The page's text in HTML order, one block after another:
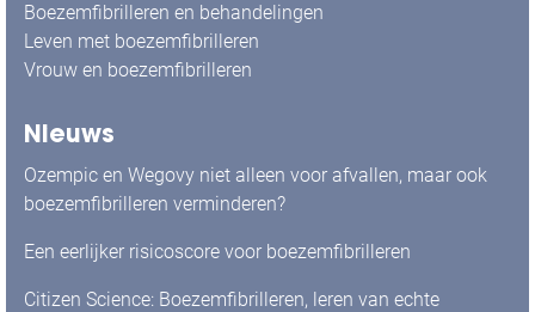
Boezemfibrilleren en behandelingen
Leven met boezemfibrilleren
Vrouw en boezemfibrilleren
Nieuws
Ozempic en Wegovy niet alleen voor afvallen, maar ook
boezemfibrilleren verminderen?
Een eerlijker risicoscore voor boezemfibrilleren
Citizen Science: Boezemfibrilleren, leren van echte